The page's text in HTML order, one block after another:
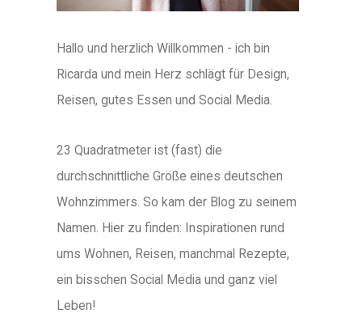
Hallo und herzlich Willkommen - ich bin
Ricarda und mein Herz schlägt für Design,
Reisen, gutes Essen und Social Media.
23 Quadratmeter ist (fast) die
durchschnittliche Größe eines deutschen
Wohnzimmers. So kam der Blog zu seinem
Namen. Hier zu finden: Inspirationen rund
ums Wohnen, Reisen, manchmal Rezepte,
ein bisschen Social Media und ganz viel
Leben!